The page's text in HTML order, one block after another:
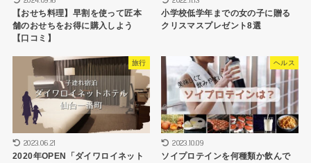
【おせち料理】早割を使って匠本
舗のおせちをお得に購入しよう
【口コミ】
小学校低学年までの女の子に贈る
クリスマスプレゼント8選
旅行
2023.06.21
2020年OPEN「ダイワロイネット
ヘルス
2023.10.09
ソイプロテインを何種類か飲んで